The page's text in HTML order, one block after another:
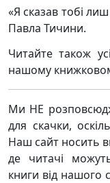
«Я сказав тобі
Павла Тичини.
Читайте також
нашому
Ми НЕ
для скачки,
Наш сайт носить
де читачі
книги від нашого